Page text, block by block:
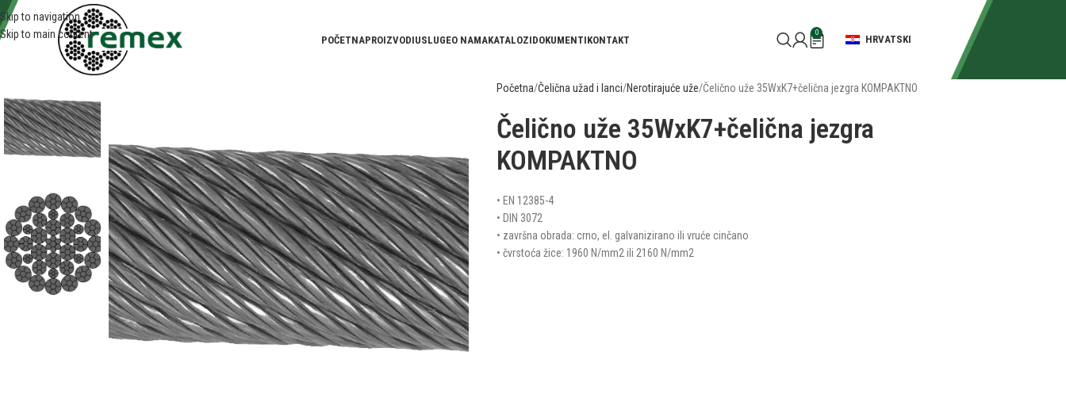
Skip to navigation
Skip to main content
POČETNAPROIZVODIUSLUGEO NAMAKATALOZIDOKUMENTIKONTAKT
0
HRVATSKI
Početna Čelična užad i lanci Nerotirajuće uže Čelično uže 35WxK7+čelična jezgra KOMPAKTNO
Čelično uže 35WxK7+čelična jezgra
KOMPAKTNO
• EN 12385-4
• DIN 3072
• završna obrada: crno, el. galvanizirano ili vruće cinčano
• čvrstoća žice: 1960 N/mm2 ili 2160 N/mm2